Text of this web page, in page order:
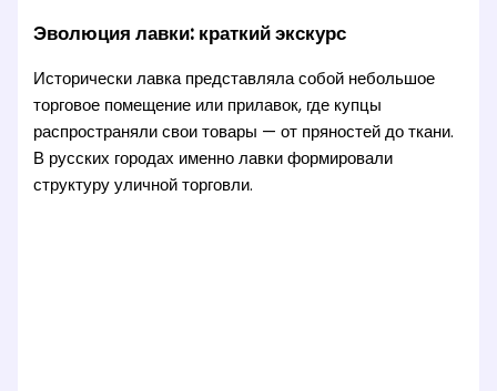
Эволюция лавки: краткий экскурс
Исторически лавка представляла собой небольшое
торговое помещение или прилавок, где купцы
распространяли свои товары — от пряностей до ткани.
В русских городах именно лавки формировали
структуру уличной торговли.